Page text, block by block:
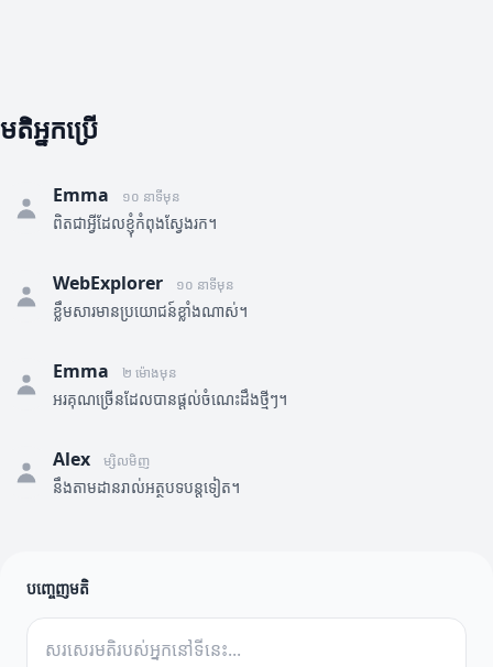
មតិអ្នកប្រើ
Emma ១០ នាទីមុន
ពិតជាអ្វីដែលខ្ញុំកំពុងស្វែងរក។
WebExplorer ១០ នាទីមុន
ខ្លឹមសារមានប្រយោជន៍ខ្លាំងណាស់។
Emma ២ ម៉ោងមុន
អរគុណច្រើនដែលបានផ្តល់ចំណេះដឹងថ្មីៗ។
Alex ម្សិលមិញ
នឹងតាមដានរាល់អត្ថបទបន្តទៀត។
បញ្ចេញមតិ